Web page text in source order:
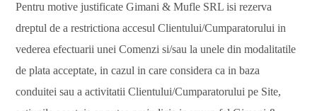
Pentru motive justificate Gimani & Mufle SRL isi rezerva
dreptul de a restrictiona accesul Clientului/Cumparatorului in
vederea efectuarii unei Comenzi si/sau la unele din modalitatile
de plata acceptate, in cazul in care considera ca in baza
conduitei sau a activitatii Clientului/Cumparatorului pe Site,